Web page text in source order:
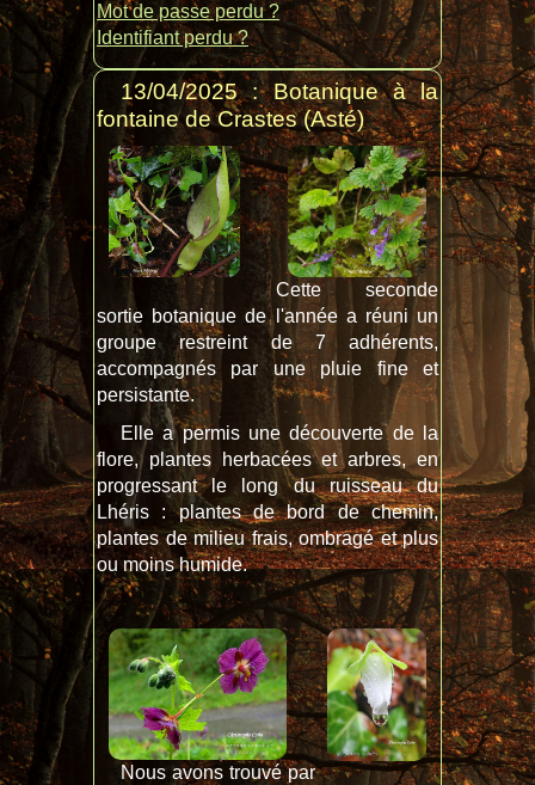
Mot de passe perdu ?
Identifiant perdu ?
13/04/2025 : Botanique à la
fontaine de Crastes (Asté)
Cette seconde
sortie botanique de l'année a réuni un
groupe restreint de 7 adhérents,
accompagnés par une pluie fine et
persistante.
Elle a permis une découverte de la
flore, plantes herbacées et arbres, en
progressant le long du ruisseau du
Lhéris : plantes de bord de chemin,
plantes de milieu frais, ombragé et plus
ou moins humide.
Nous avons trouvé par